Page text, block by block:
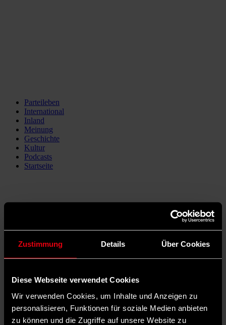
Zustimmung Details Über Cookies
Diese Webseite verwendet Cookies
Wir verwenden Cookies, um Inhalte und Anzeigen zu
personalisieren, Funktionen für soziale Medien anbieten
zu können und die Zugriffe auf unsere Website zu
Parteileben
International
Inland
Meinung
Geschichte
Kultur
Podcasts
Startseite